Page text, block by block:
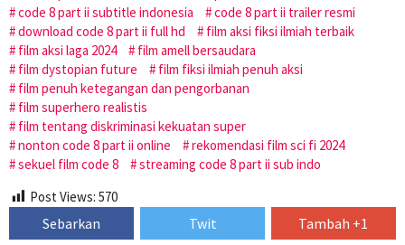
code 8 part ii subtitle indonesia
code 8 part ii trailer resmi
download code 8 part ii full hd
film aksi fiksi ilmiah terbaik
film aksi laga 2024
film amell bersaudara
film dystopian future
film fiksi ilmiah penuh aksi
film penuh ketegangan dan pengorbanan
film superhero realistis
film tentang diskriminasi kekuatan super
nonton code 8 part ii online
rekomendasi film sci fi 2024
sekuel film code 8
streaming code 8 part ii sub indo
Post Views: 570
Sebarkan Twit Tambah +1